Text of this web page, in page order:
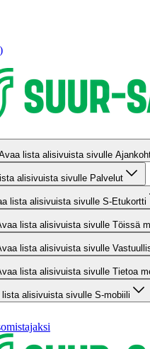
lista alisivuista sivulle
alisivuista sivulle Palvelut
lista alisivuista sivulle S-Etukortti
lista alisivuista sivulle Töissä
lista alisivuista sivulle
lista alisivuista sivulle Tietoa
lista alisivuista sivulle S-mobiili